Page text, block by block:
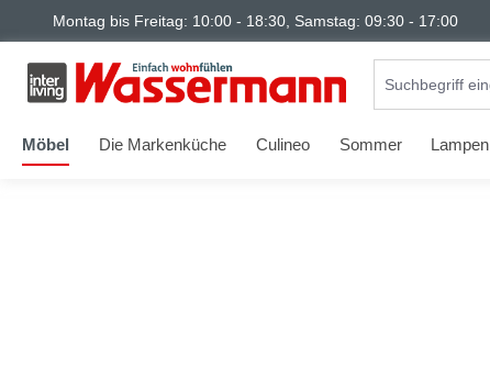
Zur Hauptnavigation springen
Montag bis Freitag: 10:00 - 18:30, Samstag: 09:30 - 17:00
Möbel Die Markenküche Culineo Sommer Lampen